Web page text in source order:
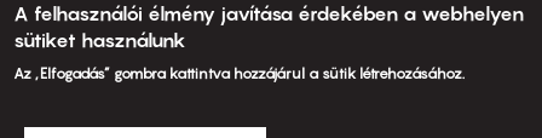
A felhasználói élmény javítása érdekében a webhelyen
sütiket használunk
Az „Elfogadás” gombra kattintva hozzájárul a sütik létrehozásához.